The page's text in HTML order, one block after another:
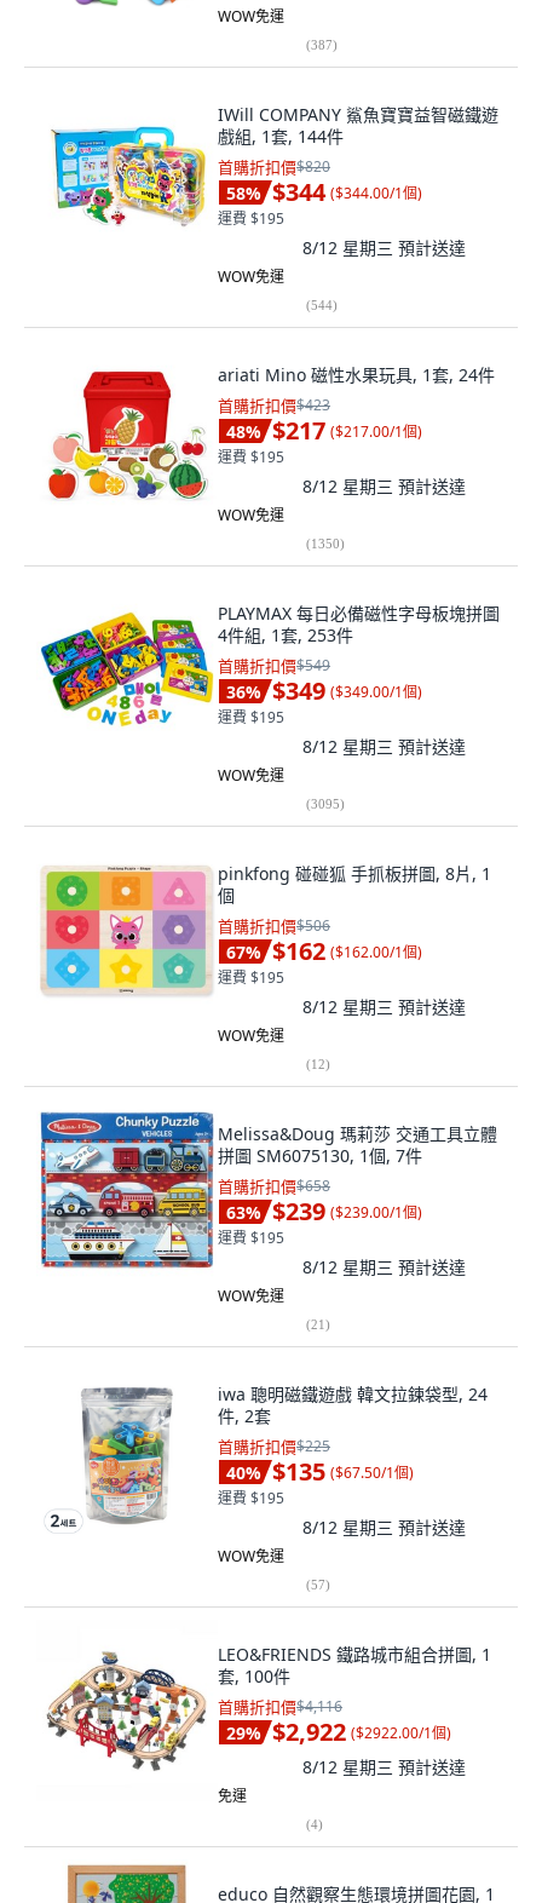
WOW免運
(387)
IWill COMPANY 鯊魚寶寶益智磁鐵遊
戲組, 1套, 144件
首購折扣價$820
58% $344 ($344.00/1個)
運費 $195
8/12 星期三 預計送達
WOW免運
(544)
ariati Mino 磁性水果玩具, 1套, 24件
首購折扣價$423
48% $217 ($217.00/1個)
運費 $195
8/12 星期三 預計送達
WOW免運
(1350)
PLAYMAX 每日必備磁性字母板塊拼圖
4件組, 1套, 253件
首購折扣價$549
36% $349 ($349.00/1個)
運費 $195
8/12 星期三 預計送達
WOW免運
(3095)
pinkfong 碰碰狐 手抓板拼圖, 8片, 1
個
首購折扣價$506
67% $162 ($162.00/1個)
運費 $195
8/12 星期三 預計送達
WOW免運
(12)
Melissa&Doug 瑪莉莎 交通工具立體
拼圖 SM6075130, 1個, 7件
首購折扣價$658
63% $239 ($239.00/1個)
運費 $195
8/12 星期三 預計送達
WOW免運
(21)
iwa 聰明磁鐵遊戲 韓文拉鍊袋型, 24
件, 2套
首購折扣價$225
40% $135 ($67.50/1個)
運費 $195
8/12 星期三 預計送達
WOW免運
(57)
LEO&FRIENDS 鐵路城市組合拼圖, 1
套, 100件
首購折扣價$4,116
29% $2,922 ($2922.00/1個)
8/12 星期三 預計送達
免運
(4)
educo 自然觀察生態環境拼圖花園, 1